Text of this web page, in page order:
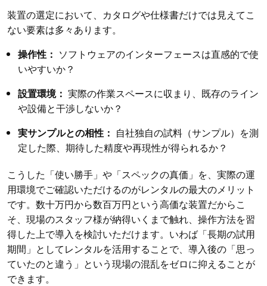
装置の選定において、カタログや仕様書だけでは見えてこ
ない要素は多々あります。
操作性： ソフトウェアのインターフェースは直感的で使
いやすいか？
設置環境： 実際の作業スペースに収まり、既存のライン
や設備と干渉しないか？
実サンプルとの相性： 自社独自の試料（サンプル）を測
定した際、期待した精度や再現性が得られるか？
こうした「使い勝手」や「スペックの真価」を、実際の運
用環境でご確認いただけるのがレンタルの最大のメリット
です。数十万円から数百万円という高価な装置だからこ
そ、現場のスタッフ様が納得いくまで触れ、操作方法を習
得した上で導入を検討いただけます。いわば「長期の試用
期間」としてレンタルを活用することで、導入後の「思っ
ていたのと違う」という現場の混乱をゼロに抑えることが
できます。